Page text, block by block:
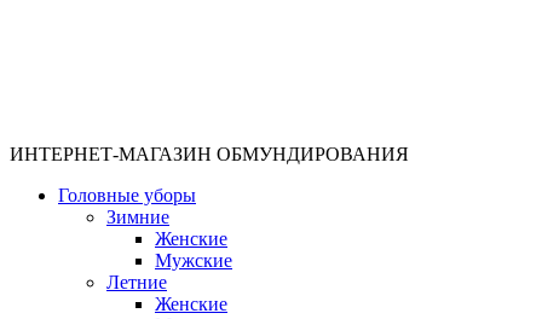
ИНТЕРНЕТ-МАГАЗИН ОБМУНДИРОВАНИЯ
Головные уборы
Зимние
Женские
Мужские
Летние
Женские